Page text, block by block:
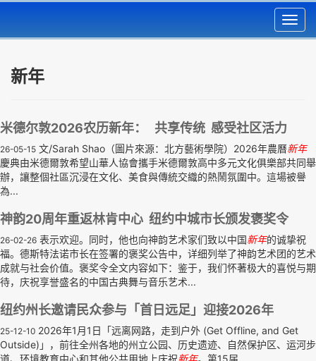
新年
米德尔敦2026农历新年： 共享传统 感受社区活力
26-05-15 文/Sarah Shao（圖片來源：北方藝術學院）2026年農曆新年
慶典由米德爾敦希望山華人協會攜手米德爾敦高中多元文化俱樂部共同舉
辦，讓整個社區沉浸在文化、美食與傳統交織的熱鬧氛圍中。這場被譽
為...
神韵20周年重返林肯中心 纽约中城市长颁发褒奖令
26-02-26 表示欢迎。同时，他也向神韵艺术家们致以中国新年的诚挚祝
福。德斯特法诺市长在签署的褒奖公告中，详细列举了神韵艺术团的艺术
成就与社会价值。褒奖令全文内容如下：鉴于，我们怀著极大的喜悦与期
待，庆祝享誉盛名的中国古典舞与音乐艺术...
纽约州长邀请民众参与「首日远足」迎接2026年
25-12-10 2026年1月1日「远离网路，走到户外 (Get Offline, and Get
Outside)」，前往全州各地的州立公园、历史遗迹、自然保护区、运河步
道、环境教育中心和其他公共用地上庆祝新年。第15届...